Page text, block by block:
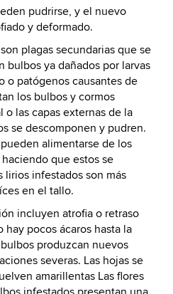
pudrirse, y el nuevo
y deformado.
plagas secundarias que se
bulbos ya dañados por larvas
o patógenos causantes de
los bulbos y cormos
o las capas externas de la
se descomponen y pudren.
alimentarse de los
que estos se
lirios infestados son más
en el tallo.
incluyen atrofia o retraso
pocos ácaros hasta la
produzcan nuevos
severas. Las hojas se
amarillentas Las flores